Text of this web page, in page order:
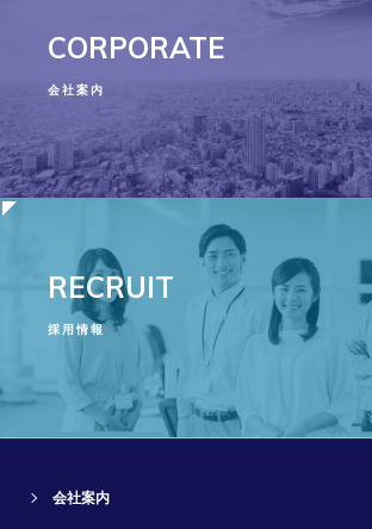
CORPORATE
会社案内
RECRUIT
採用情報
会社案内